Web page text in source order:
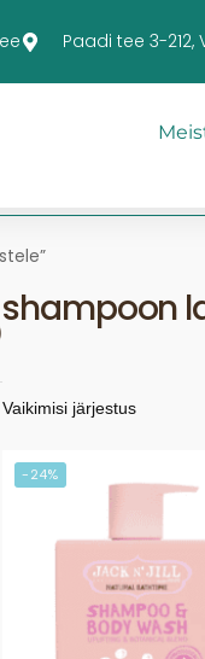
Paadi tee 3-212,
shampoon
-24%